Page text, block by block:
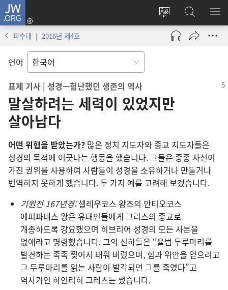
JW.ORG
사이트
언어
변경
로그인
(새로운
열기)
JW.ORG
검색
메
파수대 | 2016년 제4호
언어
표제 기사 | 성경—험난했던 생존의 역사
말살하려는 세력이 있었지만
살아남다
어떤 위협을 받았는가? 많은 정치 지도자와 종교 지도자들은
성경의 목적에 어긋나는 행동을 했습니다. 그들은 종종 자신이
가진 권위를 사용하여 사람들이 성경을 소유하거나 만들거나
번역하지 못하게 했습니다. 두 가지 예를 고려해 보겠습니다.
기원전 167년경:셀레우코스 왕조의 안티오코스
에피파네스 왕은 유대인들에게 그리스의 종교로
개종하도록 강요했으며 히브리어 성경의 모든 사본을
없애라고 명령했습니다. 그의 신하들은 “율법 두루마리를
발견하는 족족 찢어서 태워 버렸으며, 힘과 위안을 얻으려고
그 두루마리를 읽는 사람이 발각되면 그를 죽였다”고
역사가인 하인리히 그레츠는 썼습니다.